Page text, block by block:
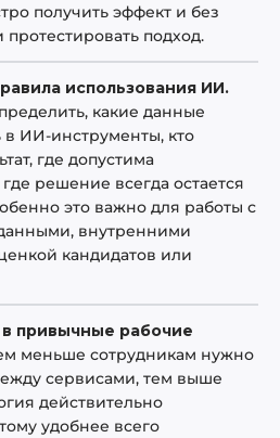
получить эффект и без
подход.
использования ИИ.
какие данные
в ИИ-инструменты, кто
где допустима
решение всегда остается
это важно для работы с
внутренними
кандидатов или
привычные рабочие
меньше сотрудникам нужно
сервисами, тем выше
действительно
удобнее всего